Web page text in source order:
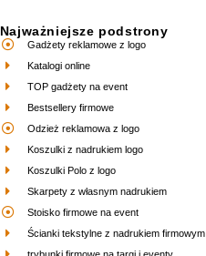
Najważniejsze podstrony
Gadżety reklamowe z logo
Katalogi online
TOP gadżety na event
Bestsellery firmowe
Odzież reklamowa z logo
Koszulki z nadrukiem logo
Koszulki Polo z logo
Skarpety z własnym nadrukiem
Stoisko firmowe na event
Ścianki tekstylne z nadrukiem firmowym